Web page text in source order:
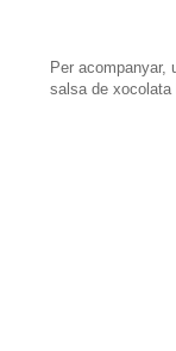
Per acompanyar,
salsa de xocolata